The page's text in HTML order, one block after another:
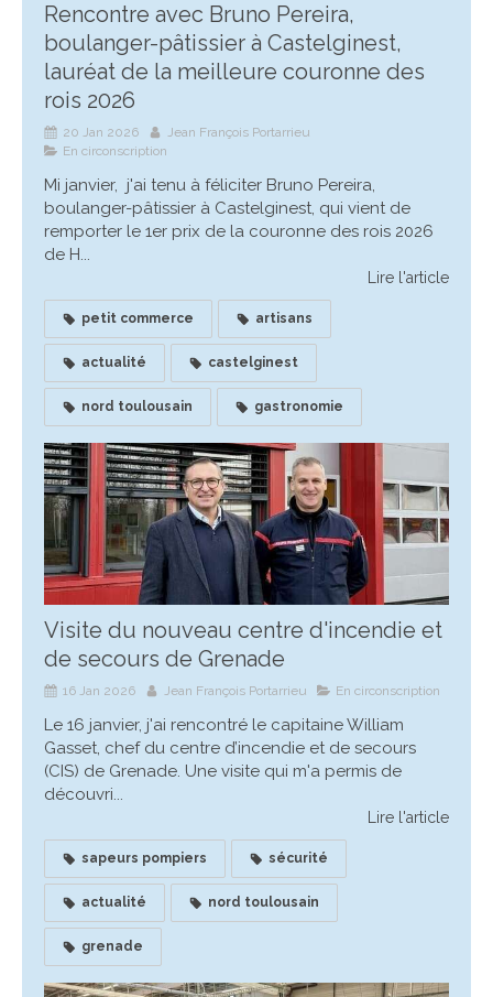
Rencontre avec Bruno Pereira,
boulanger-pâtissier à Castelginest,
lauréat de la meilleure couronne des
rois 2026
20 Jan 2026
Jean François Portarrieu
En circonscription
Mi janvier, j'ai tenu à féliciter Bruno Pereira,
boulanger-pâtissier à Castelginest, qui vient de
remporter le 1er prix de la couronne des rois 2026
de H...
Lire l'article
petit commerce artisans
actualité castelginest
nord toulousain gastronomie
Visite du nouveau centre d'incendie et
de secours de Grenade
16 Jan 2026 Jean François Portarrieu En circonscription
Le 16 janvier, j'ai rencontré le capitaine William
Gasset, chef du centre d’incendie et de secours
(CIS) de Grenade. Une visite qui m'a permis de
découvri...
Lire l'article
sapeurs pompiers sécurité
actualité nord toulousain
grenade